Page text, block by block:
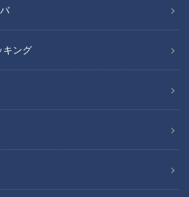
キング
市伝説 #2